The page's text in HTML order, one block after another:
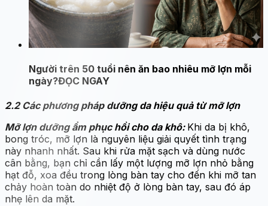
Người trên 50 tuổi nên ăn bao nhiêu mỡ lợn mỗi
ngày?ĐỌC NGAY
2.2 Các phương pháp dưỡng da hiệu quả từ mỡ lợn
Mỡ lợn dưỡng ẩm phục hồi cho da khô: Khi da bị khô,
bong tróc, mỡ lợn là nguyên liệu giải quyết tình trạng
này nhanh nhất. Sau khi rửa mặt sạch và dùng nước
cân bằng, bạn chỉ cần lấy một lượng mỡ lợn nhỏ bằng
hạt đỗ, xoa đều trong lòng bàn tay cho đến khi mỡ tan
chảy hoàn toàn do nhiệt độ ở lòng bàn tay, sau đó áp
nhẹ lên da mặt.